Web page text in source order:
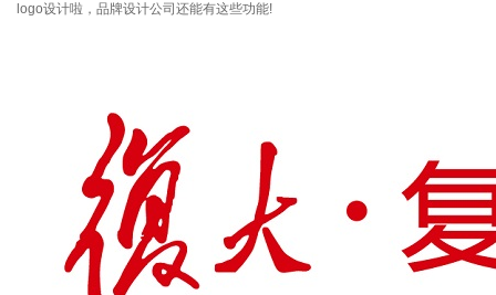
logo设计啦，品牌设计公司还能有这些功能!